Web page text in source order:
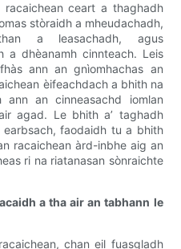
ceart a thaghadh
stòraidh a mheudachadh,
a leasachadh, agus
a dhèanamh cinnteach. Leis
ann an gnìomhachas an
èifeachdach a bhith na
an cinneasachd iomlan
agad. Le bhith a’ taghadh
earbsach, faodaidh tu a bhith
racaichean àrd-inbhe aig an
ri na riatanasan sònraichte
a tha air an tabhann le
chan eil fuasgladh